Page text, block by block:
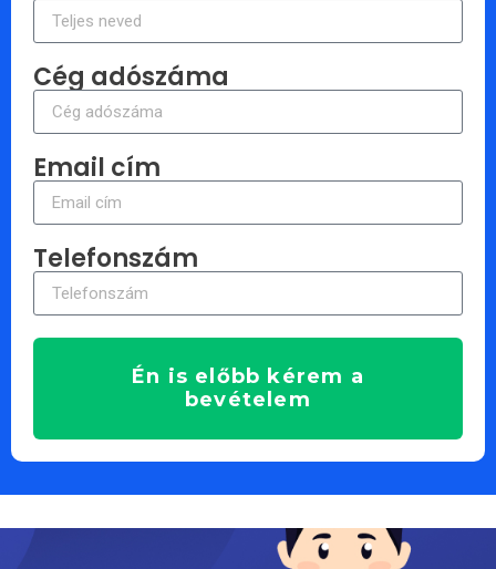
Cég adószáma
Email cím
Telefonszám
Én is előbb kérem a
bevételem